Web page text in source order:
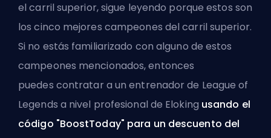
el carril superior, sigue leyendo porque estos son
los cinco mejores campeones del carril superior.
Si no estás familiarizado con alguno de estos
campeones mencionados, entonces
puedes contratar a un entrenador de League of
Legends a nivel profesional de Eloking usando el
código "BoostToday" para un descuento del